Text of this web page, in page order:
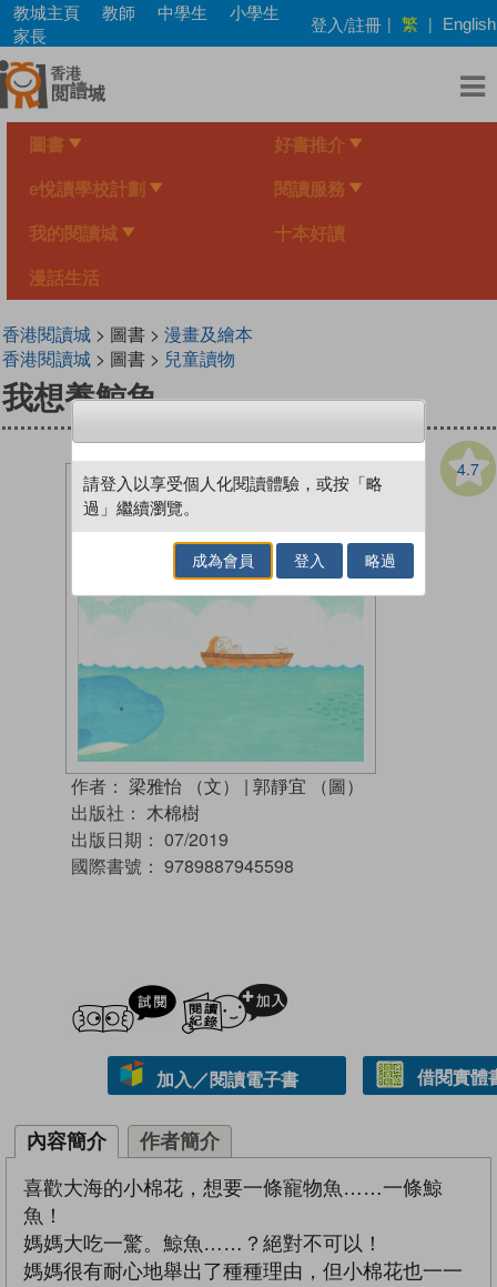
Skip
main
content
教城主頁 教師 中學生
小學生
家長
登入/註冊 | 繁 | English
圖書 好書推介
e悅讀學校計劃 閱讀服務
我的閱讀城 十本好讀
漫話生活
香港閱讀城> 圖書 > 漫畫及繪本
香港閱讀城> 圖書 > 兒童讀物
我想養鯨魚
4.7
作者： 梁雅怡 （文） | 郭靜宜 （圖）
出版社： 木棉樹
出版日期： 07/2019
國際書號： 9789887945598
試閲
加入／閱讀電子書 借閱實體
內容簡介 作者簡介
喜歡大海的小棉花，想要一條寵物魚……一條鯨
魚！
媽媽大吃一驚。鯨魚……？絕對不可以！
媽媽很有耐心地舉出了種種理由，但小棉花也一一
請登入以享受個人化閱讀體驗，或按「略
過」繼續瀏覽。
成為會員 登入 略過